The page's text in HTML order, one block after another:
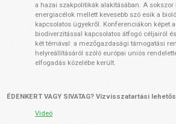
a hazai szakpolitikák alakításában. A
energiacélok mellett kevesebb szó esik a
kapcsolatos ügyekről. Konferenciákon képet
biodiverzitással kapcsolatos átfogó céljairól
két témával: a mezőgazdasági támogatási
helyreállításáról szóló európai uniós
elfogadás közelébe került.
ÉDENKERT VAGY SIVATAG? Vízvisszatartási
Videó